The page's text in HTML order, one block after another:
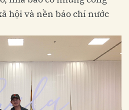
hội và nền báo chí nước